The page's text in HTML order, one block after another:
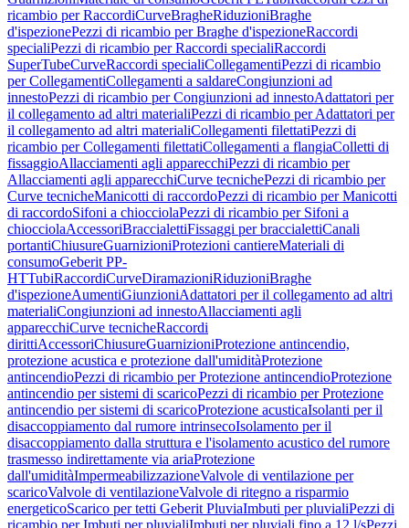
ricambio per RaccordiCurveBragheRiduzioniBraghe
d'ispezionePezzi di ricambio per Braghe d'ispezioneRaccordi
specialiPezzi di ricambio per Raccordi specialiRaccordi
SuperTubeCurveRaccordi specialiCollegamentiPezzi di ricambio
per CollegamentiCollegamenti a saldareCongiunzioni ad
innestoPezzi di ricambio per Congiunzioni ad innestoAdattatori per
il collegamento ad altri materialiPezzi di ricambio per Adattatori per
il collegamento ad altri materialiCollegamenti filettatiPezzi di
ricambio per Collegamenti filettatiCollegamenti a flangiaColletti di
fissaggioAllacciamenti agli apparecchiPezzi di ricambio per
Allacciamenti agli apparecchiCurve tecnichePezzi di ricambio per
Curve tecnicheManicotti di raccordoPezzi di ricambio per Manicotti
di raccordoSifoni a chiocciolaPezzi di ricambio per Sifoni a
chiocciolaAccessoriBraccialettiFissaggi per braccialettiCanali
portantiChiusureGuarnizioniProtezioni cantiereMateriali di
consumoGeberit PP-
HTTubiRaccordiCurveDiramazioniRiduzioniBraghe
d'ispezioneAumentiGiunzioniAdattatori per il collegamento ad altri
materialiCongiunzioni ad innestoAllacciamenti agli
apparecchiCurve tecnicheRaccordi
dirittiAccessoriChiusureGuarnizioniProtezione antincendio,
protezione acustica e protezione dall'umiditàProtezione
antincendioPezzi di ricambio per Protezione antincendioProtezione
antincendio per sistemi di scaricoPezzi di ricambio per Protezione
antincendio per sistemi di scaricoProtezione acusticaIsolanti per il
disaccoppiamento dal rumore intrinsecoIsolamento per il
disaccoppiamento dalla struttura e l'isolamento acustico del rumore
trasmesso indirettamente via ariaProtezione
dall'umiditàImpermeabilizzazioneValvole di ventilazione per
scaricoValvole di ventilazioneValvole di ritegno a risparmio
energeticoScarico per tetti Geberit PluviaImbuti per pluvialiPezzi di
ricambio per Imbuti per pluvialiImbuti per pluviali fino a 12 l/sPezzi